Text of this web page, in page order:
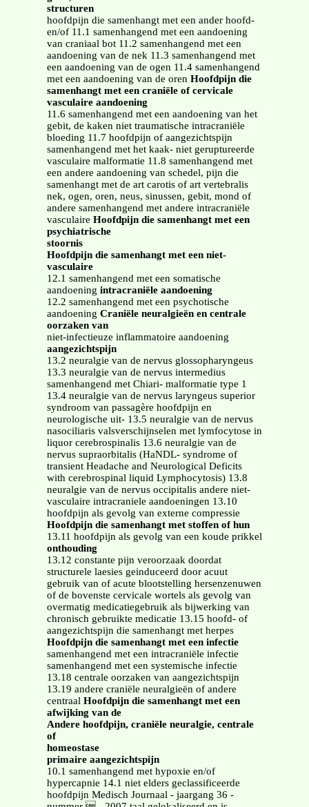
structuren
hoofdpijn die samenhangt met een ander hoofd-
en/of 11.1 samenhangend met een aandoening
van craniaal bot 11.2 samenhangend met een
aandoening van de nek 11.3 samenhangend met
een aandoening van de ogen 11.4 samenhangend
met een aandoening van de oren Hoofdpijn die
samenhangt met een craniële of cervicale
vasculaire aandoening
11.6 samenhangend met een aandoening van het
gebit, de kaken niet traumatische intracraniële
bloeding 11.7 hoofdpijn of aangezichtspijn
samenhangend met het kaak- niet geruptureerde
vasculaire malformatie 11.8 samenhangend met
een andere aandoening van schedel, pijn die
samenhangt met de art carotis of art vertebralis
nek, ogen, oren, neus, sinussen, gebit, mond of
andere samenhangend met andere intracraniële
vasculaire Hoofdpijn die samenhangt met een
psychiatrische
stoornis
Hoofdpijn die samenhangt met een niet-
vasculaire
12.1 samenhangend met een somatische
aandoening intracraniële aandoening
12.2 samenhangend met een psychotische
aandoening Craniële neuralgieën en centrale
oorzaken van
niet-infectieuze inflammatoire aandoening
aangezichtspijn
13.2 neuralgie van de nervus glossopharyngeus
13.3 neuralgie van de nervus intermedius
samenhangend met Chiari- malformatie type 1
13.4 neuralgie van de nervus laryngeus superior
syndroom van passagère hoofdpijn en
neurologische uit- 13.5 neuralgie van de nervus
nasociliaris valsverschijnselen met lymfocytose in
liquor cerebrospinalis 13.6 neuralgie van de
nervus supraorbitalis (HaNDL- syndrome of
transient Headache and Neurological Deficits
with cerebrospinal liquid Lymphocytosis) 13.8
neuralgie van de nervus occipitalis andere niet-
vasculaire intracraniele aandoeningen 13.10
hoofdpijn als gevolg van externe compressie
Hoofdpijn die samenhangt met stoffen of hun
13.11 hoofdpijn als gevolg van een koude prikkel
onthouding
13.12 constante pijn veroorzaak doordat
structurele laesies geinduceerd door acuut
gebruik van of acute blootstelling hersenzenuwen
of de bovenste cervicale wortels als gevolg van
overmatig medicatiegebruik als bijwerking van
chronisch gebruikte medicatie 13.15 hoofd- of
aangezichtspijn die samenhangt met herpes
Hoofdpijn die samenhangt met een infectie
samenhangend met een intracraniële infectie
samenhangend met een systemische infectie
13.18 centrale oorzaken van aangezichtspijn
13.19 andere craniële neuralgieën of andere
centraal Hoofdpijn die samenhangt met een
afwijking van de
Andere hoofdpijn, craniële neuralgie, centrale
of
homeostase
primaire aangezichtspijn
10.1 samenhangend met hypoxie en/of
hypercapnie 14.1 niet elders geclassificeerde
hoofdpijn Medisch Journaal - jaargang 36 -